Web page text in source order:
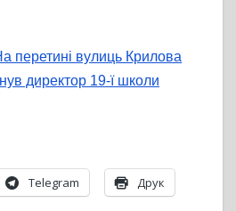
перетині вулиць Крилова
директор 19-ї школи
Telegram Друк